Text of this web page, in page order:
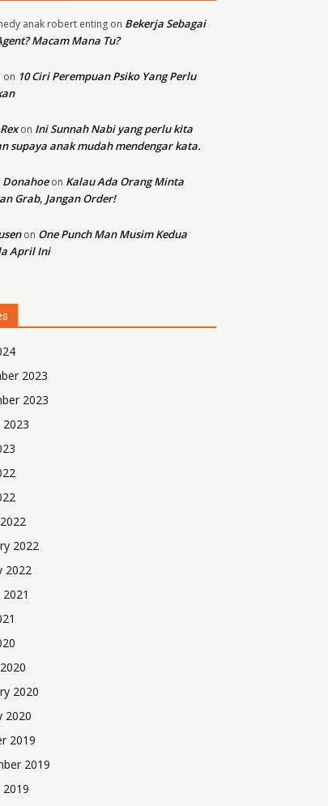
anak robert enting on Bekerja Sebagai
Macam Mana Tu?
on 10 Ciri Perempuan Psiko Yang Perlu
on Ini Sunnah Nabi yang perlu kita
supaya anak mudah mendengar kata.
on Kalau Ada Orang Minta
Grab, Jangan Order!
on One Punch Man Musim Kedua
April Ini
2023
2023
2022
2022
2020
2020
2019
2019